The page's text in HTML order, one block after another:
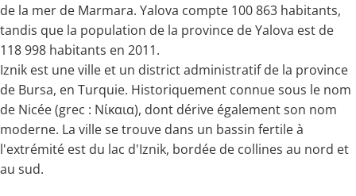
de la mer de Marmara. Yalova compte 100 863 habitants,
tandis que la population de la province de Yalova est de
118 998 habitants en 2011.
Iznik est une ville et un district administratif de la province
de Bursa, en Turquie. Historiquement connue sous le nom
de Nicée (grec : Νίκαια), dont dérive également son nom
moderne. La ville se trouve dans un bassin fertile à
l'extrémité est du lac d'Iznik, bordée de collines au nord et
au sud.